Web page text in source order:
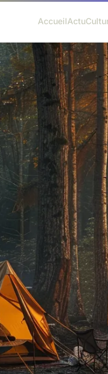
AccueilActu